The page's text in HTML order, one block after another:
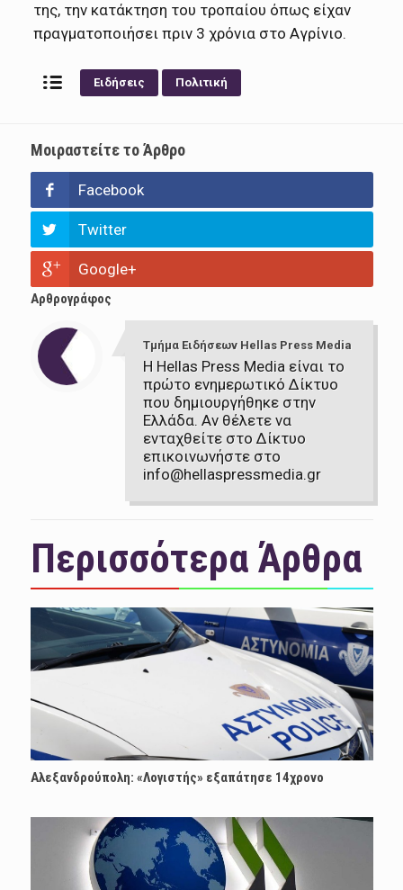
της, την κατάκτηση του τροπαίου όπως είχαν
πραγματοποιήσει πριν 3 χρόνια στο Αγρίνιο.
Ειδήσεις Πολιτική
Μοιραστείτε το Άρθρο
Facebook
Twitter
Google+
Αρθρογράφος
Τμήμα Ειδήσεων Hellas Press Media
Η Hellas Press Media είναι το
πρώτο ενημερωτικό Δίκτυο
που δημιουργήθηκε στην
Ελλάδα. Αν θέλετε να
ενταχθείτε στο Δίκτυο
επικοινωνήστε στο
info@hellaspressmedia.gr
Περισσότερα Άρθρα
Αλεξανδρούπολη: «Λογιστής» εξαπάτησε 14χρονο